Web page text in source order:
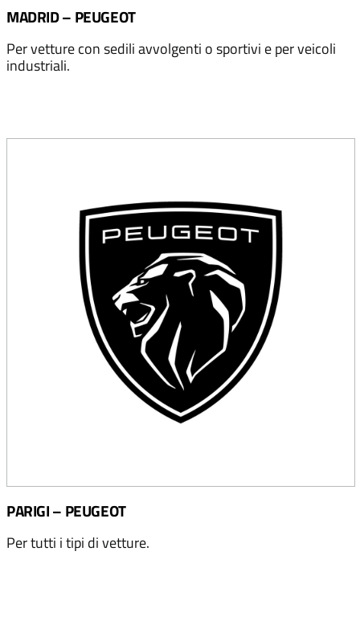
MADRID – PEUGEOT
Per vetture con sedili avvolgenti o sportivi e per veicoli
industriali.
PARIGI – PEUGEOT
Per tutti i tipi di vetture.